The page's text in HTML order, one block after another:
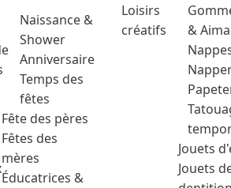
Naissance &
Shower
Anniversaire
Temps des
fêtes
Fête des pères
Fêtes des
mères
Éducatrices &
Loisirs
créatifs
&
Jouets
Jouets